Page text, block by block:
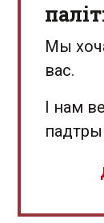
Мы
вас.
І нам